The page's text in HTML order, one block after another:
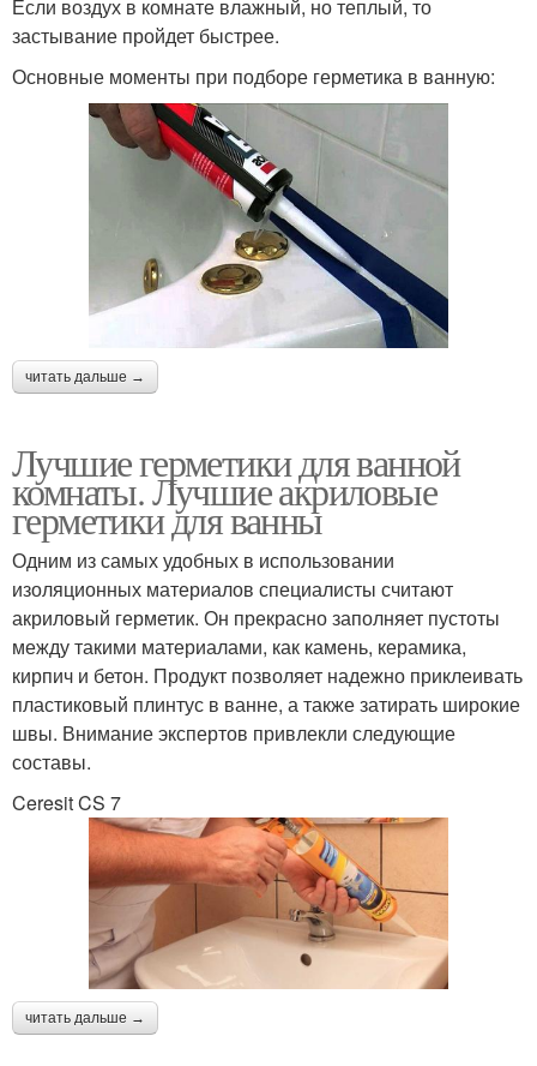
Если воздух в комнате влажный, но теплый, то
застывание пройдет быстрее.
Основные моменты при подборе герметика в ванную:
читать дальше →
Лучшие герметики для ванной
комнаты. Лучшие акриловые
герметики для ванны
Одним из самых удобных в использовании
изоляционных материалов специалисты считают
акриловый герметик. Он прекрасно заполняет пустоты
между такими материалами, как камень, керамика,
кирпич и бетон. Продукт позволяет надежно приклеивать
пластиковый плинтус в ванне, а также затирать широкие
швы. Внимание экспертов привлекли следующие
составы.
Ceresit CS 7
читать дальше →